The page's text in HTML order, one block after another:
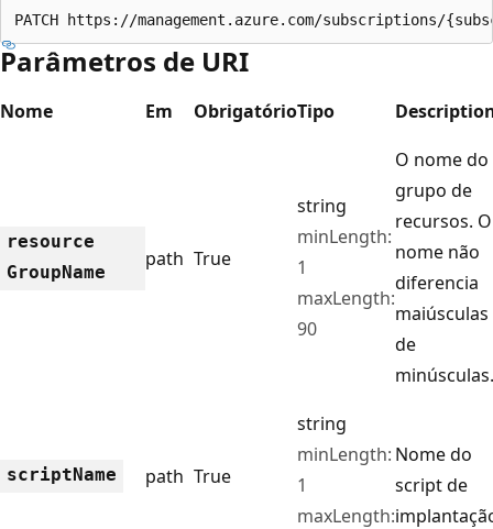
PATCH https://management.azure.com/subscriptions/
Parâmetros de URI
Nome Em ObrigatórioTipo
resource
GroupName
path True
string
minLength:
1
maxLength:
90
O nome do
grupo de
recursos. O
nome não
diferencia
maiúsculas
de
minúsculas.
scriptName path True
string
minLength:
1
maxLength:
Nome do
script de